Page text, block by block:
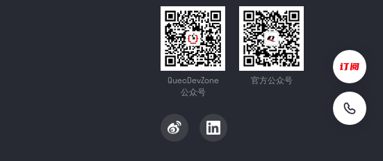
QuecDevZone
公众号
官方公众号